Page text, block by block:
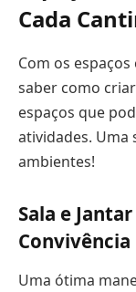
Cada
Com os
saber como
espaços que
atividades.
ambientes!
Sala e
Convivência
Uma ótima